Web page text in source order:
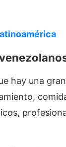
hay una